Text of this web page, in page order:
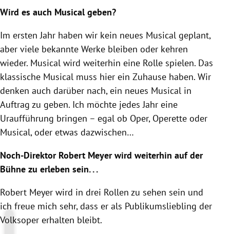
Wird es auch Musical geben?
Im ersten Jahr haben wir kein neues Musical geplant,
aber viele bekannte Werke bleiben oder kehren
wieder. Musical wird weiterhin eine Rolle spielen. Das
klassische Musical muss hier ein Zuhause haben. Wir
denken auch darüber nach, ein neues Musical in
Auftrag zu geben. Ich möchte jedes Jahr eine
Uraufführung bringen – egal ob Oper, Operette oder
Musical, oder etwas dazwischen…
Noch-Direktor Robert Meyer wird weiterhin auf der
Bühne zu erleben sein. . .
Robert Meyer wird in drei Rollen zu sehen sein und
ich freue mich sehr, dass er als Publikumsliebling der
Volksoper erhalten bleibt.